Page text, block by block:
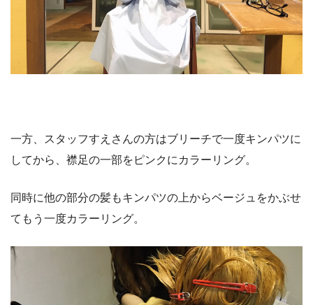
一方、スタッフすえさんの方はブリーチで一度キンパツに
してから、襟足の一部をピンクにカラーリング。
同時に他の部分の髪もキンパツの上からベージュをかぶせ
てもう一度カラーリング。